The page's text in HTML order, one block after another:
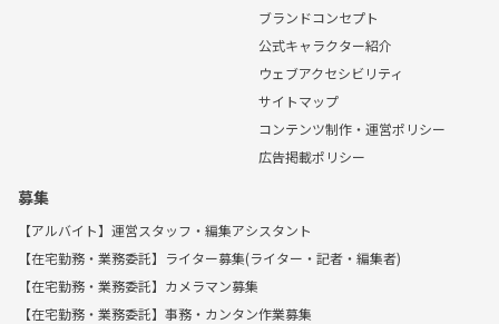
ブランドコンセプト
公式キャラクター紹介
ウェブアクセシビリティ
サイトマップ
コンテンツ制作・運営ポリシー
広告掲載ポリシー
募集
【アルバイト】運営スタッフ・編集アシスタント
【在宅勤務・業務委託】ライター募集(ライター・記者・編集者)
【在宅勤務・業務委託】カメラマン募集
【在宅勤務・業務委託】事務・カンタン作業募集